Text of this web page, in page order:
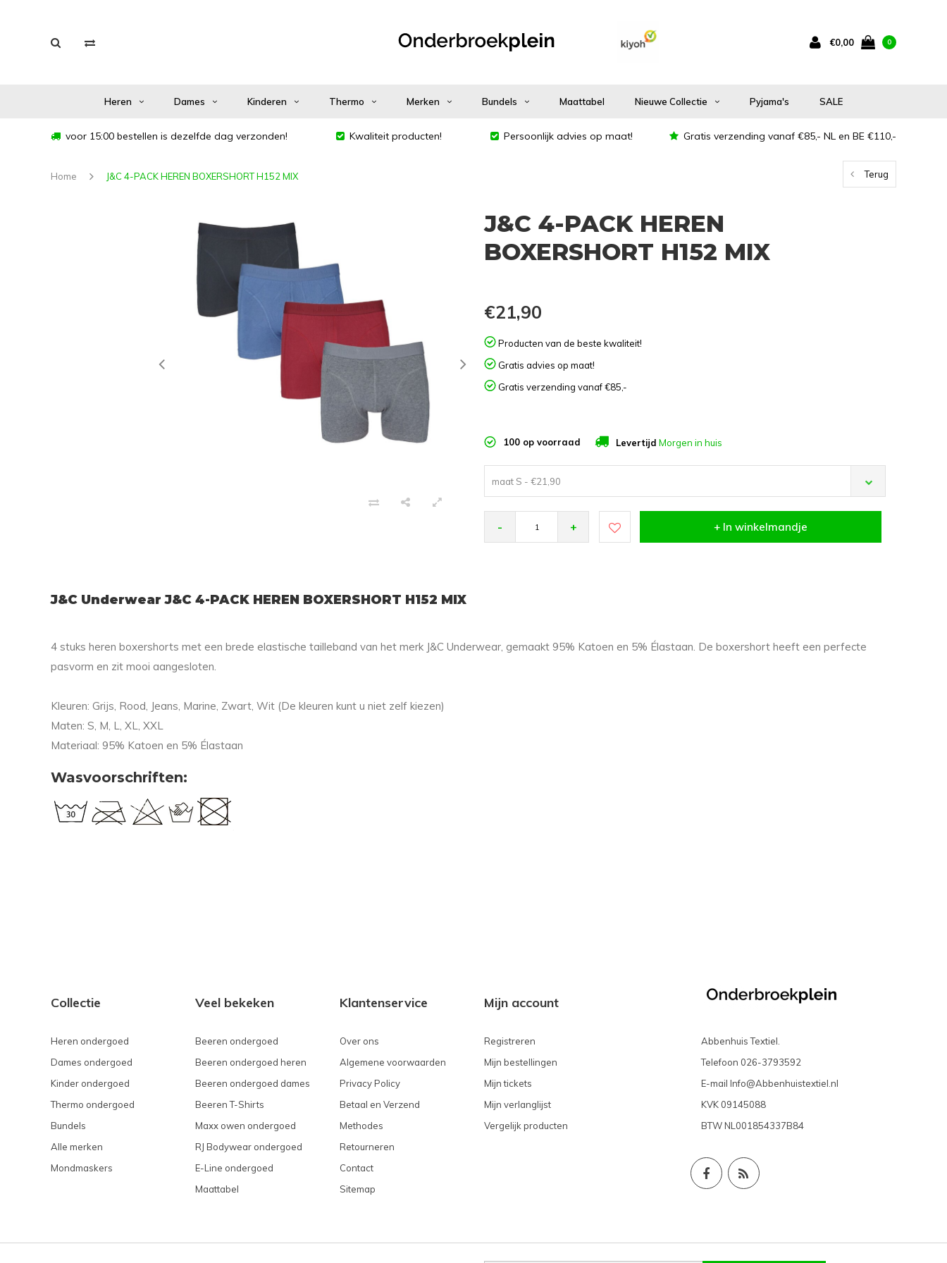
€0,00 0
Heren Dames Kinderen Thermo Merken Bundels Maattabel Nieuwe Collectie Pyjama's SALE
voor 15:00 bestellen is dezelfde dag verzonden! Kwaliteit producten! Persoonlijk advies op maat! Gratis verzending vanaf €85,- NL en BE €110,-
Home J&C 4-PACK HEREN BOXERSHORT H152 MIX Terug
J&C 4-PACK HEREN
BOXERSHORT H152 MIX
€21,90
Producten van de beste kwaliteit!
Gratis advies op maat!
Gratis verzending vanaf €85,-
100 op voorraad Levertijd Morgen in huis
maat S - €21,90
- + + In winkelmandje
J&C Underwear J&C 4-PACK HEREN BOXERSHORT H152 MIX
4 stuks heren boxershorts met een brede elastische tailleband van het merk J&C Underwear, gemaakt 95% Katoen en 5% Élastaan. De boxershort heeft een perfecte
pasvorm en zit mooi aangesloten.
Kleuren: Grijs, Rood, Jeans, Marine, Zwart, Wit (De kleuren kunt u niet zelf kiezen)
Maten: S, M, L, XL, XXL
Materiaal: 95% Katoen en 5% Élastaan
Wasvoorschriften:
Collectie
Heren ondergoed
Dames ondergoed
Kinder ondergoed
Thermo ondergoed
Bundels
Alle merken
Mondmaskers
Veel bekeken
Beeren ondergoed
Beeren ondergoed heren
Beeren ondergoed dames
Beeren T-Shirts
Maxx owen ondergoed
RJ Bodywear ondergoed
E-Line ondergoed
Maattabel
Klantenservice
Over ons
Algemene voorwaarden
Privacy Policy
Betaal en Verzend
Methodes
Retourneren
Contact
Sitemap
Mijn account
Registreren
Mijn bestellingen
Mijn tickets
Mijn verlanglijst
Vergelijk producten
Abbenhuis Textiel.
Telefoon 026-3793592
E-mail Info@Abbenhuistextiel.nl
KVK 09145088
BTW NL001854337B84